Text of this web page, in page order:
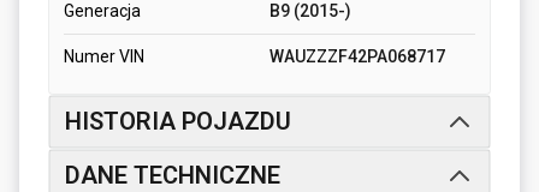
Generacja B9 (2015-)
Numer VIN WAUZZZF42PA068717
HISTORIA POJAZDU
DANE TECHNICZNE